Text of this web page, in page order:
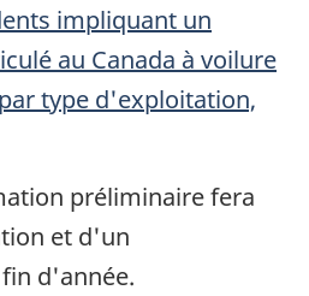
impliquant un
au Canada à voilure
type d'exploitation,
préliminaire fera
et d'un
d'année.